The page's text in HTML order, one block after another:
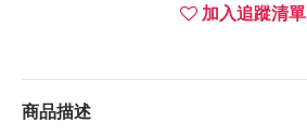
加入追蹤清單
商品描述